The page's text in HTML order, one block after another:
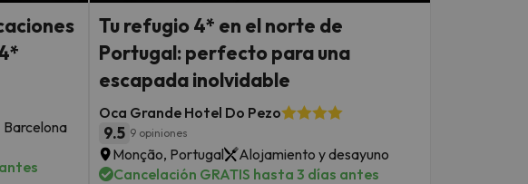
Barcelona
Tu refugio 4* en el norte de
Portugal: perfecto para una
escapada inolvidable
Oca Grande Hotel Do Pezo
9.5 9 opiniones
Monção, Portugal
Alojamiento y desayuno
Cancelación GRATIS hasta 3 días antes